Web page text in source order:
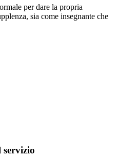
per dare la propria
sia come insegnante che
servizio